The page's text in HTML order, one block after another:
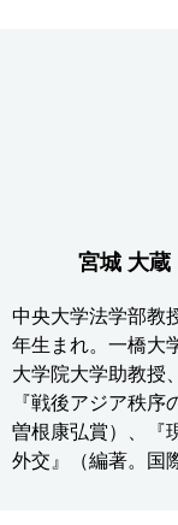
宮城 大蔵
中央大学法学部教
年生まれ。一橋大
大学院大学助教授
『戦後アジア秩
曽根康弘賞）、『
外交』（編著。国